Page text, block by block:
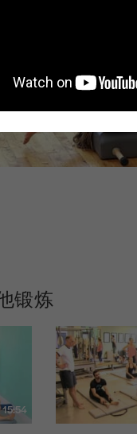
锻炼
15:54